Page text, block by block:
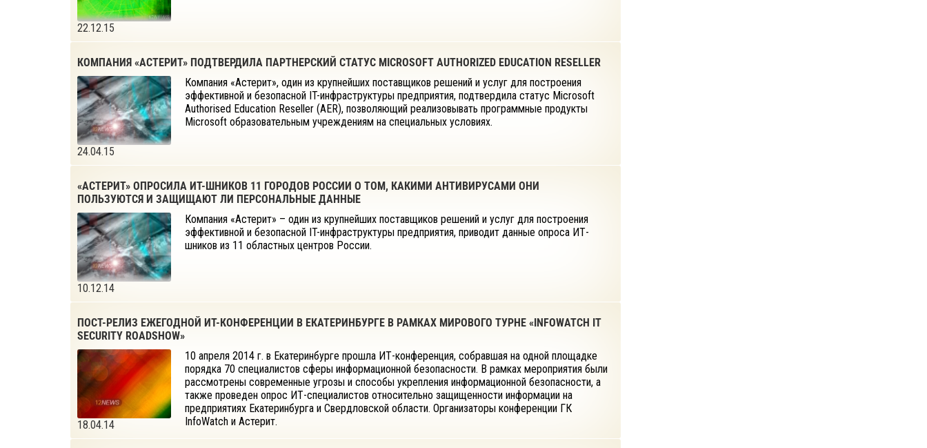
22.12.15
КОМПАНИЯ «АСТЕРИТ» ПОДТВЕРДИЛА ПАРТНЕРСКИЙ СТАТУС MICROSOFT AUTHORIZED EDUCATION RESELLER
24.04.15
Компания «Астерит», один из крупнейших поставщиков решений и услуг для построения
эффективной и безопасной IT-инфраструктуры предприятия, подтвердила статус Microsoft
Authorised Education Reseller (AER), позволяющий реализовывать программные продукты
Microsoft образовательным учреждениям на специальных условиях.
«АСТЕРИТ» ОПРОСИЛА ИТ-ШНИКОВ 11 ГОРОДОВ РОССИИ О ТОМ, КАКИМИ АНТИВИРУСАМИ ОНИ
ПОЛЬЗУЮТСЯ И ЗАЩИЩАЮТ ЛИ ПЕРСОНАЛЬНЫЕ ДАННЫЕ
10.12.14
Компания «Астерит» – один из крупнейших поставщиков решений и услуг для построения
эффективной и безопасной IT-инфраструктуры предприятия, приводит данные опроса ИТ-
шников из 11 областных центров России.
ПОСТ-РЕЛИЗ ЕЖЕГОДНОЙ ИТ-КОНФЕРЕНЦИИ В ЕКАТЕРИНБУРГЕ В РАМКАХ МИРОВОГО ТУРНЕ «INFOWATCH IT
SECURITY ROADSHOW»
18.04.14
10 апреля 2014 г. в Екатеринбурге прошла ИТ-конференция, собравшая на одной площадке
порядка 70 специалистов сферы информационной безопасности. В рамках мероприятия были
рассмотрены современные угрозы и способы укрепления информационной безопасности, а
также проведен опрос ИТ-специалистов относительно защищенности информации на
предприятиях Екатеринбурга и Свердловской области. Организаторы конференции ГК
InfoWatch и Астерит.